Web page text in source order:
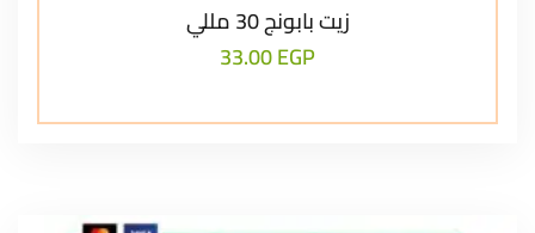
زيت بابونج 30 مللي
33.00EGP